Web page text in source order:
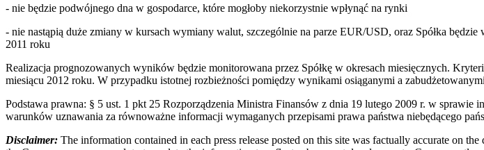
- nie będzie podwójnego dna w gospodarce, które mogłoby niekorzystnie wpłynąć na rynki
- nie nastąpią duże zmiany w kursach wymiany walut, szczególnie na parze EUR/USD, oraz Spółka
2011 roku
Realizacja prognozowanych wyników będzie monitorowana przez Spółkę w okresach miesięcznych.
miesiącu 2012 roku. W przypadku istotnej rozbieżności pomiędzy wynikami osiąganymi a
Podstawa prawna: § 5 ust. 1 pkt 25 Rozporządzenia Ministra Finansów z dnia 19 lutego 2009 r. w
warunków uznawania za równoważne informacji wymaganych przepisami prawa państwa niebędącego
Disclaimer: The information contained in each press release posted on this site was factually accurate on